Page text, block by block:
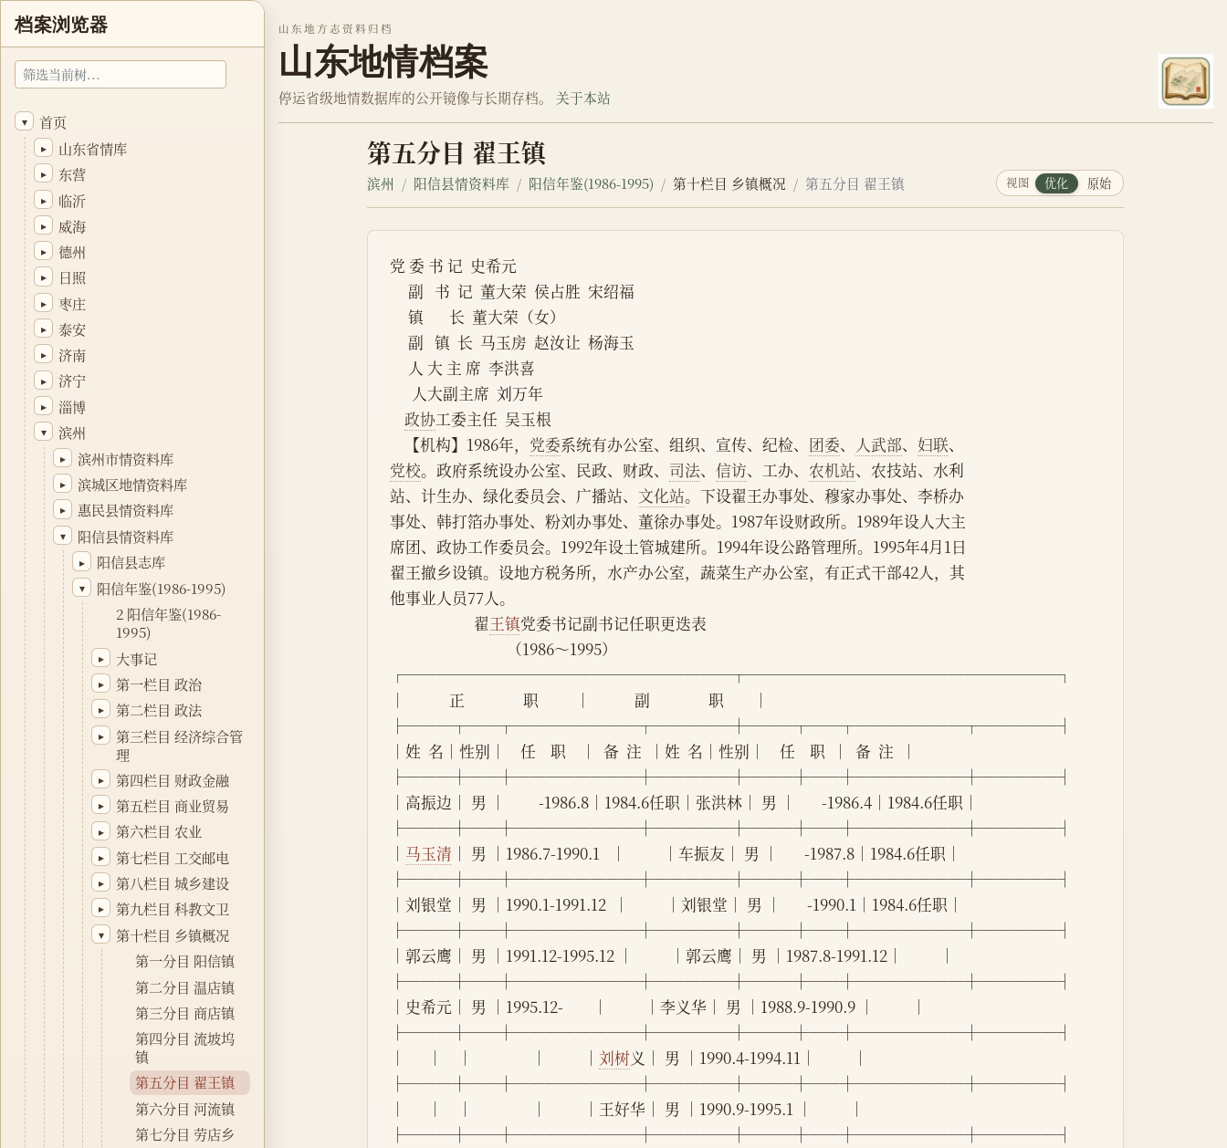
山东地方志资料归档
山东地情档案
停运省级地情数据库的公开镜像与长期存档。 关于本站
第五分目 翟王镇
滨州 阳信县情资料库 阳信年鉴(1986-1995) 第十栏目 乡镇概况 第五分目 翟王镇 视图 优化 原始
档案浏览器
▾ 首页
▸ 山东省情库
▸ 东营
▸ 临沂
▸ 威海
▸ 德州
▸ 日照
▸ 枣庄
▸ 泰安
▸ 济南
▸ 济宁
▸ 淄博
▾ 滨州
▸ 滨州市情资料库
▸ 滨城区地情资料库
▸ 惠民县情资料库
▾ 阳信县情资料库
▸ 阳信县志库
▾
阳信年鉴(1986-1995)
2 阳信年鉴(1986-
1995)
▸ 大事记
▸ 第一栏目 政治
▸ 第二栏目 政法
▸
第三栏目 经济综合管
理
▸ 第四栏目 财政金融
▸ 第五栏目 商业贸易
▸ 第六栏目 农业
▸ 第七栏目 工交邮电
▸ 第八栏目 城乡建设
▸ 第九栏目 科教文卫
▾
第十栏目 乡镇概况
第一分目 阳信镇
第二分目 温店镇
第三分目 商店镇
第四分目 流坡坞
镇
第五分目 翟王镇
第六分目 河流镇
第七分目 劳店乡
党 委 书 记  史希元
     副   书  记  董大荣  侯占胜  宋绍福
     镇       长  董大荣（女）
     副   镇  长  马玉房  赵汝让  杨海玉
     人 大 主 席  李洪喜
      人大副主席  刘万年
政协工委主任  吴玉根
    【机构】1986年，
党委系统有办公室、组织、宣传、纪检、 团委、 人武部、 妇联、
党校。政府系统设办公室、民政、财政、 司法、信访、工办、 农机站、农技站、水利
站、计生办、绿化委员会、广播站、 文化站。下设翟王办事处、穆家办事处、李桥办
事处、韩打箔办事处、粉刘办事处、董徐办事处。1987年设财政所。1989年设人大主
席团、政协工作委员会。1992年设土管城建所。1994年设公路管理所。1995年4月1日
翟王撤乡设镇。设地方税务所，水产办公室，蔬菜生产办公室，有正式干部42人，其
他事业人员77人。
                       翟
王镇党委书记副书记任职更迭表
                                （1986～1995）
┌─────────────────────┬────────────────────┐
│            正                职          │            副                职        │
├───┬──┬────────┬─────┼───┬──┬───────┬─────┤
│姓  名│性别│    任    职    │  备  注  │姓  名│性别│    任    职  │  备  注  │
├───┼──┼────────┼─────┼───┼──┼───────┼─────┤
│高振边│ 男 │         -1986.8│1984.6任职│张洪林│ 男 │       -1986.4│1984.6任职│
├───┼──┼────────┼─────┼───┼──┼───────┼─────┤
│ 马玉清 │ 男 │1986.7-1990.1   │          │车振友│ 男 │       -1987.8│1984.6任职│
├───┼──┼────────┼─────┼───┼──┼───────┼─────┤
│刘银堂│ 男 │1990.1-1991.12  │          │刘银堂│ 男 │       -1990.1│1984.6任职│
├───┼──┼────────┼─────┼───┼──┼───────┼─────┤
│郭云鹰│ 男 │1991.12-1995.12 │          │郭云鹰│ 男 │1987.8-1991.12│          │
├───┼──┼────────┼─────┼───┼──┼───────┼─────┤
│史希元│ 男 │1995.12-        │          │李义华│ 男 │1988.9-1990.9 │          │
├───┼──┼────────┼─────┼───┼──┼───────┼─────┤
│      │    │                │          │ 刘树义│ 男 │1990.4-1994.11│          │
├───┼──┼────────┼─────┼───┼──┼───────┼─────┤
│      │    │                │          │王好华│ 男 │1990.9-1995.1 │          │
├───┼──┼────────┼─────┼───┼──┼───────┼─────┤